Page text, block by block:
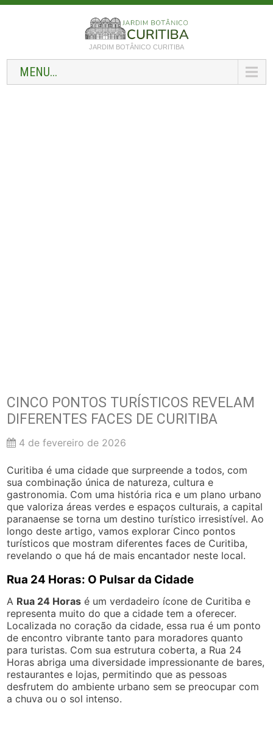
JARDIM BOTÂNICO CURITIBA
MENU...
CINCO PONTOS TURÍSTICOS REVELAM
DIFERENTES FACES DE CURITIBA
4 de fevereiro de 2026
Curitiba é uma cidade que surpreende a todos, com
sua combinação única de natureza, cultura e
gastronomia. Com uma história rica e um plano urbano
que valoriza áreas verdes e espaços culturais, a capital
paranaense se torna um destino turístico irresistível. Ao
longo deste artigo, vamos explorar Cinco pontos
turísticos que mostram diferentes faces de Curitiba,
revelando o que há de mais encantador neste local.
Rua 24 Horas: O Pulsar da Cidade
A Rua 24 Horas é um verdadeiro ícone de Curitiba e
representa muito do que a cidade tem a oferecer.
Localizada no coração da cidade, essa rua é um ponto
de encontro vibrante tanto para moradores quanto
para turistas. Com sua estrutura coberta, a Rua 24
Horas abriga uma diversidade impressionante de bares,
restaurantes e lojas, permitindo que as pessoas
desfrutem do ambiente urbano sem se preocupar com
a chuva ou o sol intenso.